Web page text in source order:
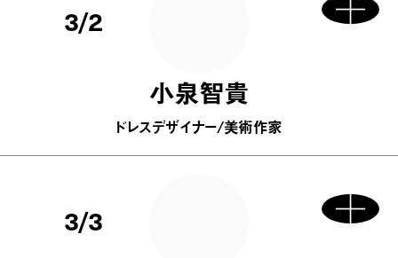
3/2
小泉智貴
ドレスデザイナー/美術作家
3/3